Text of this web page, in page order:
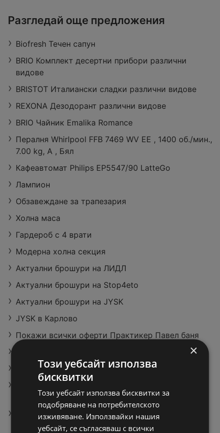
Ул. Магистрална 40, 5002 Велико
Работно време:
Разстояние: 43,27 km
оферти:
422
Предложения
от ЗОРА с вал
идност до 27.
21 страници
Съдомиялна м
ашина Whirlpo
кта, E
Микровълнов
а фурна Sharp
Разгледай още предложения
Biofresh Течен сапун
BRIO Комплект десертни прибори различни
видове
BRISTOT Италиански сладки различни видове
REXONA Дезодорант различни видове
BRIO Чайник Emalika Romance
Пералня Whirlpool FFB 7469 WV EE , 1400 об./мин.,
7.00 kg, A , Бял
Кафеавтомат Philips EP5547/90 LatteGo
Лампион
Обзавеждане за трапезария
Холна маса
Гардероб с 4 врати
Модерна холна секция
Актуални брошури на ЛИДЛ
Актуални брошури на Stop4eto
Актуални брошури на JYSK
JYSK в Карлово
Покажи всички оферти Практикер Павел баня
LB Bulgaricum Сирене от краве мляко
Pedigree Лакомство за куче избрани видове
×
Този уебсайт използва
бисквитки
Този уебсайт използва бисквитки за
подобряване на потребителското
изживяване. Използвайки нашия
уебсайт, се съгласяваш с всички